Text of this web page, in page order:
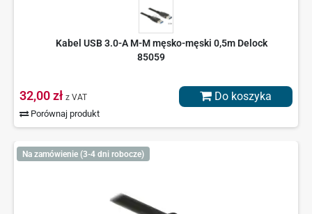
Kabel USB 3.0-A M-M męsko-męski 0,5m Delock
85059
32,00 zł z VAT
Porównaj produkt
Do koszyka
Na zamówienie (3-4 dni robocze)